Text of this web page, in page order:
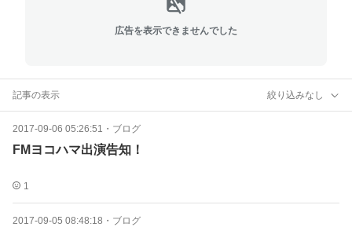
広告を表示できませんでした
記事の表示 絞り込みなし
2017-09-06 05:26:51 ・ ブログ
FMヨコハマ出演告知！
1
2017-09-05 08:48:18 ・ ブログ